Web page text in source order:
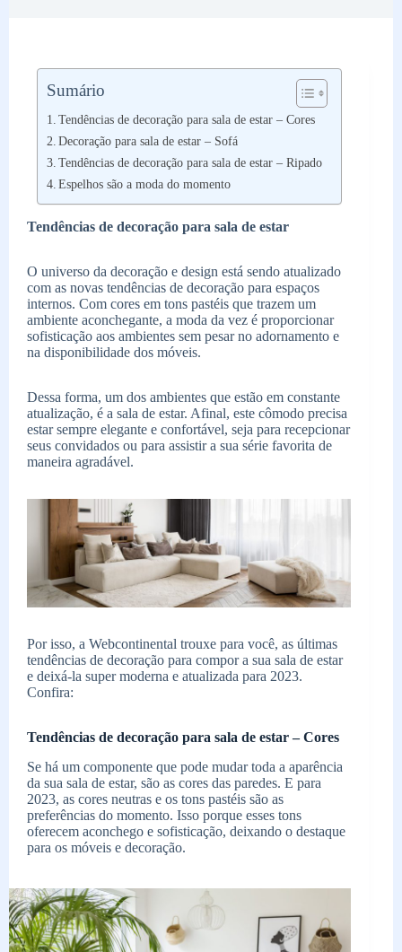
Sumário
Tendências de decoração para sala de estar – Cores
Decoração para sala de estar – Sofá
Tendências de decoração para sala de estar – Ripado
Espelhos são a moda do momento
Tendências de decoração para sala de estar
O universo da decoração e design está sendo atualizado
com as novas tendências de decoração para espaços
internos. Com cores em tons pastéis que trazem um
ambiente aconchegante, a moda da vez é proporcionar
sofisticação aos ambientes sem pesar no adornamento e
na disponibilidade dos móveis.
Dessa forma, um dos ambientes que estão em constante
atualização, é a sala de estar. Afinal, este cômodo precisa
estar sempre elegante e confortável, seja para recepcionar
seus convidados ou para assistir a sua série favorita de
maneira agradável.
Por isso, a Webcontinental trouxe para você, as últimas
tendências de decoração para compor a sua sala de estar
e deixá-la super moderna e atualizada para 2023.
Confira:
Tendências de decoração para sala de estar – Cores
Se há um componente que pode mudar toda a aparência
da sua sala de estar, são as cores das paredes. E para
2023, as cores neutras e os tons pastéis são as
preferências do momento. Isso porque esses tons
oferecem aconchego e sofisticação, deixando o destaque
para os móveis e decoração.